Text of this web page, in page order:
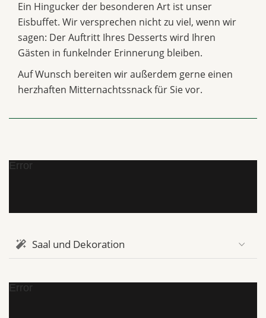
Ein Hingucker der besonderen Art ist unser
Eisbuffet. Wir versprechen nicht zu viel, wenn wir
sagen: Der Auftritt Ihres Desserts wird Ihren
Gästen in funkelnder Erinnerung bleiben.
Auf Wunsch bereiten wir außerdem gerne einen
herzhaften Mitternachtssnack für Sie vor.
Error
Saal und Dekoration
Error